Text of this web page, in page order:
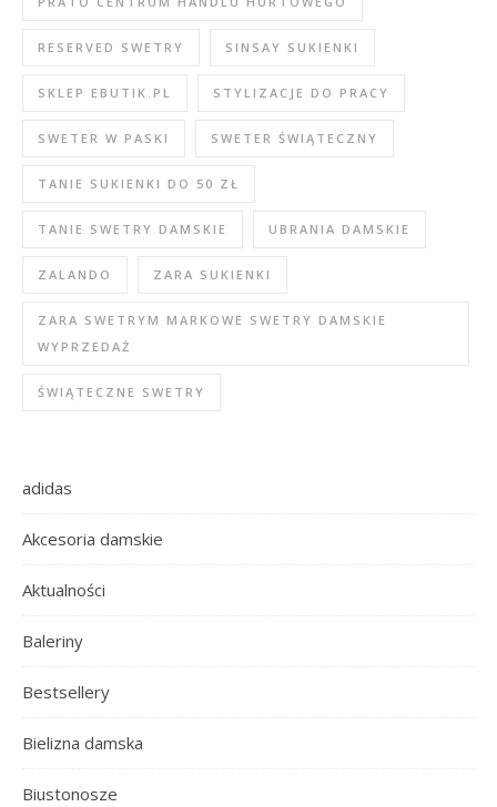
RESERVED SWETRY SINSAY SUKIENKI
SKLEP EBUTIK.PL STYLIZACJE DO PRACY
SWETER W PASKI SWETER ŚWIĄTECZNY
TANIE SUKIENKI DO 50 ZŁ
TANIE SWETRY DAMSKIE UBRANIA DAMSKIE
ZALANDO ZARA SUKIENKI
ZARA SWETRYM MARKOWE SWETRY DAMSKIE
WYPRZEDAŻ
ŚWIĄTECZNE SWETRY
adidas
Akcesoria damskie
Aktualności
Baleriny
Bestsellery
Bielizna damska
Biustonosze